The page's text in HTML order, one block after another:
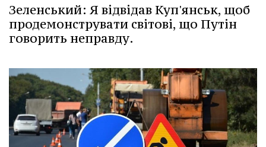
Зеленський: Я відвідав Куп'янськ, щоб
продемонструвати світові, що Путін
говорить неправду.